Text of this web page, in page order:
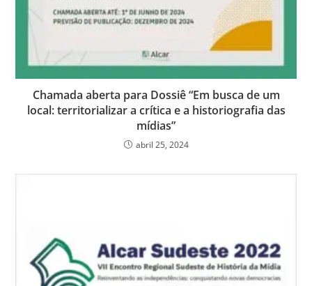
Chamada aberta para Dossiê “Em busca de um
local: territorializar a crítica e a historiografia das
mídias”
abril 25, 2024